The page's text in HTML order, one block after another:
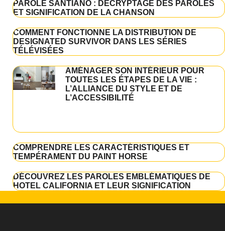
PAROLE SANTIANO : DÉCRYPTAGE DES PAROLES
ET SIGNIFICATION DE LA CHANSON
COMMENT FONCTIONNE LA DISTRIBUTION DE
DESIGNATED SURVIVOR DANS LES SÉRIES
TÉLÉVISÉES
AMÉNAGER SON INTÉRIEUR POUR
TOUTES LES ÉTAPES DE LA VIE :
L’ALLIANCE DU STYLE ET DE
L’ACCESSIBILITÉ
COMPRENDRE LES CARACTÉRISTIQUES ET
TEMPÉRAMENT DU PAINT HORSE
DÉCOUVREZ LES PAROLES EMBLÉMATIQUES DE
HOTEL CALIFORNIA ET LEUR SIGNIFICATION